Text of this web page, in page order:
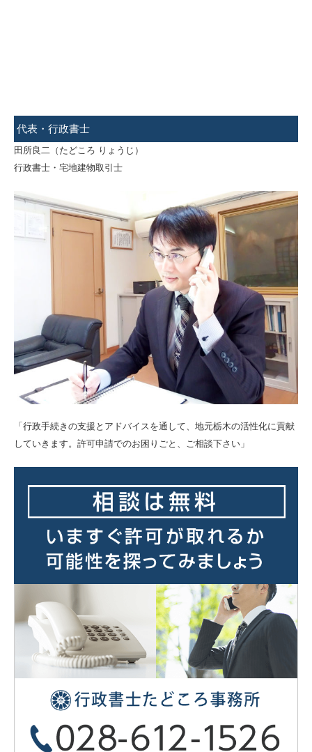
代表・行政書士
田所良二（たどころ りょうじ）
行政書士・宅地建物取引士
「行政手続きの支援とアドバイスを通して、地元栃木の活性化に貢献
していきます。許可申請でのお困りごと、ご相談下さい」